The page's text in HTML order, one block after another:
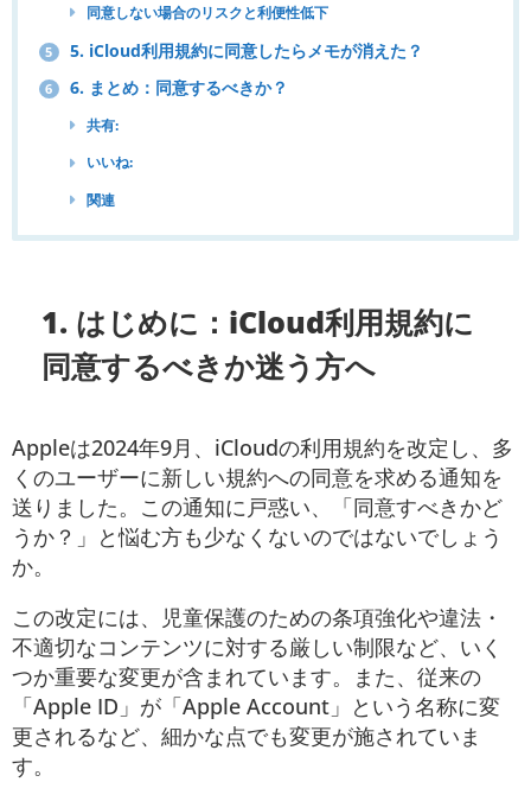
同意しない場合のリスクと利便性低下
5 5. iCloud利用規約に同意したらメモが消えた？
6 6. まとめ：同意するべきか？
共有:
いいね:
関連
1. はじめに：iCloud利用規約に
同意するべきか迷う方へ
Appleは2024年9月、iCloudの利用規約を改定し、多
くのユーザーに新しい規約への同意を求める通知を
送りました。この通知に戸惑い、「同意すべきかど
うか？」と悩む方も少なくないのではないでしょう
か。
この改定には、児童保護のための条項強化や違法・
不適切なコンテンツに対する厳しい制限など、いく
つか重要な変更が含まれています。また、従来の
「Apple ID」が「Apple Account」という名称に変
更されるなど、細かな点でも変更が施されていま
す。